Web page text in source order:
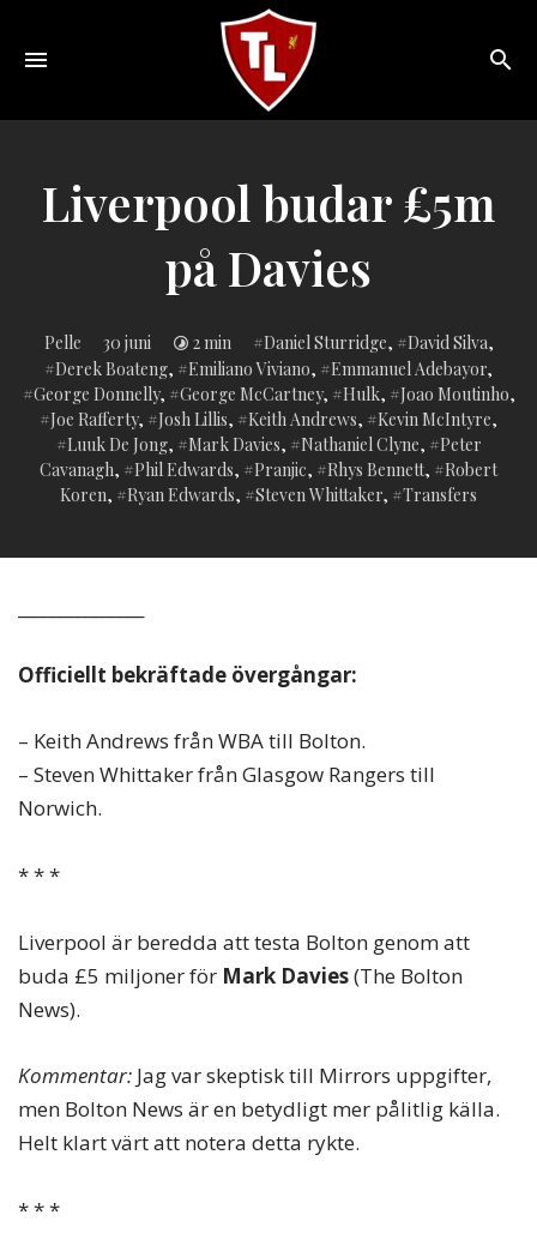
Sveriges
online
magazine!
Liverpool budar £5m
på Davies
Pelle 30 juni 2 min
Inlagd
i:
Daniel Sturridge, David Silva,
Derek Boateng, Emiliano Viviano, Emmanuel Adebayor,
George Donnelly, George McCartney, Hulk, Joao Moutinho,
Joe Rafferty, Josh Lillis, Keith Andrews, Kevin McIntyre,
Luuk De Jong, Mark Davies, Nathaniel Clyne,
Peter
Cavanagh, Phil Edwards, Pranjic, Rhys Bennett,
Robert
Koren, Ryan Edwards, Steven Whittaker, Transfers
Officiellt bekräftade övergångar:
– Keith Andrews från WBA till Bolton.
– Steven Whittaker från Glasgow Rangers till
Norwich.
* * *
Liverpool är beredda att testa Bolton genom att
buda £5 miljoner för Mark Davies(The Bolton
News).
Kommentar: Jag var skeptisk till Mirrors uppgifter,
men Bolton News är en betydligt mer pålitlig källa.
Helt klart värt att notera detta rykte.
* * *